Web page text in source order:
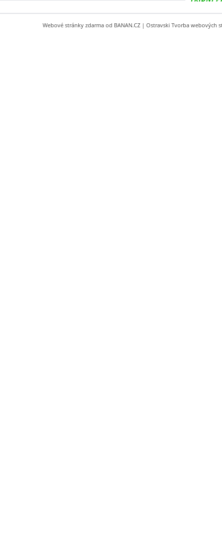
Webové stránky zdarma od BANAN.CZ | Ostravski Tvorba webových